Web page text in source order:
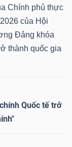
Chính phủ thực
của Hội
Đảng khóa
thành quốc gia
Quốc tế trở